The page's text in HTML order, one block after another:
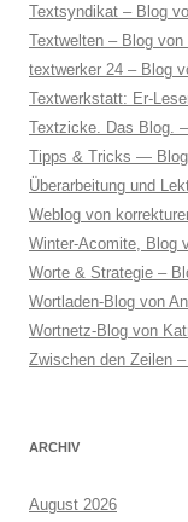
Textsyndikat – Blog
Textwelten – Blog von
textwerker 24 – Blog
Textwerkstatt: Er-
Textzicke. Das Blog.
Tipps & Tricks —
Überarbeitung und
Weblog von
Winter-Acomite, Blog
Worte & Strategie –
Wortladen-Blog von
Wortnetz-Blog von
Zwischen den Zeilen
ARCHIV
August 2026